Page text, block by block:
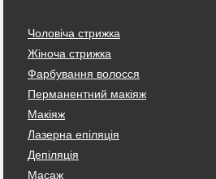
Чоловіча стрижка
Жіноча стрижка
Фарбування волосся
Перманентний макіяж
Макіяж
Лазерна епіляція
Депіляція
Масаж